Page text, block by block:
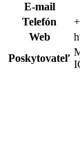
E-mail
Telefón
Web
Poskytovateľ